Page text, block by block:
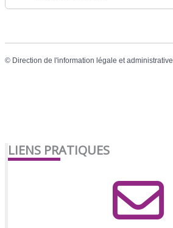
© Direction de l'information légale et administrative
LIENS PRATIQUES